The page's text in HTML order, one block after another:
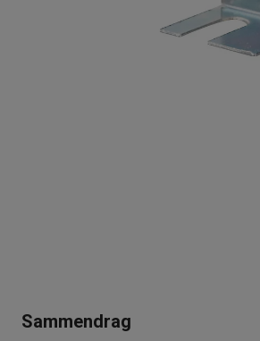
Sammendrag